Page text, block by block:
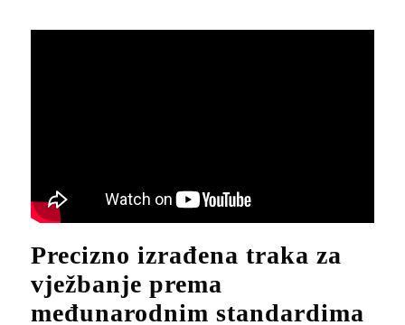
Precizno izrađena traka za
vježbanje prema
međunarodnim standardima